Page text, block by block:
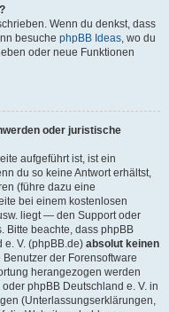
Wenn du denkst, dass
besuche phpBB Ideas, wo du
oder neue Funktionen
oder juristische
aufgeführt ist, ist ein
du so keine Antwort erhältst,
(führe dazu eine
bei einem kostenlosen
liegt — den Support oder
Bitte beachte, dass phpBB
e. V. (phpBB.de) absolut keinen
der Forensoftware
herangezogen werden
phpBB Deutschland e. V. in
(Unterlassungserklärungen,